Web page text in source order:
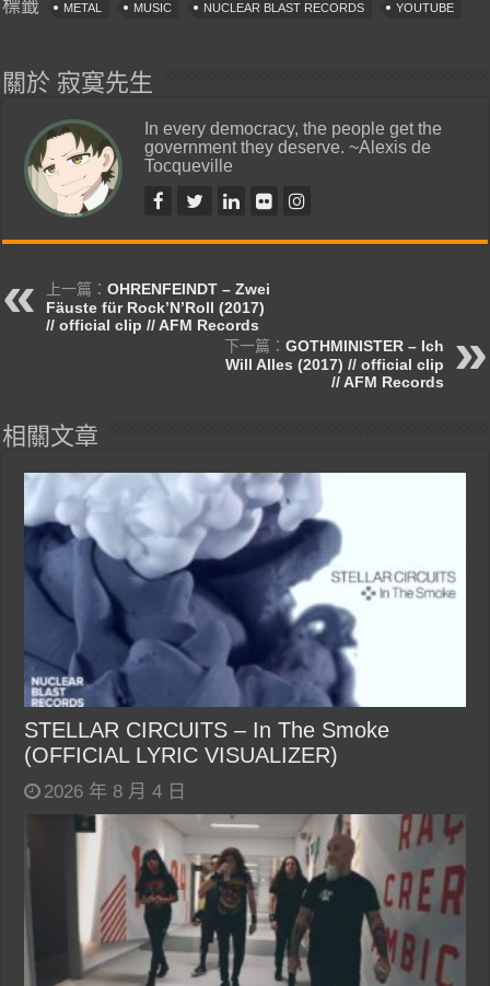
標籤 METAL MUSIC NUCLEAR BLAST RECORDS YOUTUBE
關於 寂寞先生
In every democracy, the people get the
government they deserve. ~Alexis de
Tocqueville
上一篇：OHRENFEINDT – Zwei
Fäuste für Rock’N’Roll (2017)
// official clip // AFM Records
下一篇： GOTHMINISTER – Ich
Will Alles (2017) // official clip
// AFM Records
相關文章
STELLAR CIRCUITS – In The Smoke
(OFFICIAL LYRIC VISUALIZER)
2026 年 8 月 4 日